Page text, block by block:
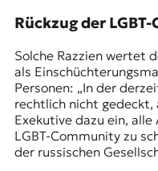
Rückzug der
Solche Razzien wertet
als
Personen: „In der
rechtlich nicht
Exekutive dazu ein,
LGBT-Community zu
der russischen